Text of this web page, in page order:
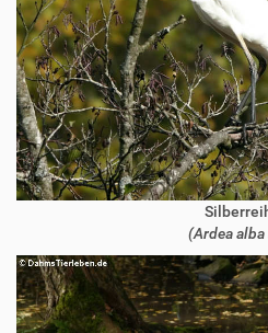
(Ardea alba